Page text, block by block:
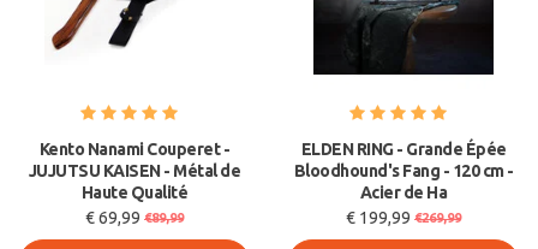
Kento Nanami Couperet -
JUJUTSU KAISEN - Métal de
Haute Qualité
€ 69,99 €89,99
ELDEN RING - Grande Épée
Bloodhound's Fang - 120 cm -
Acier de Ha
€ 199,99 €269,99